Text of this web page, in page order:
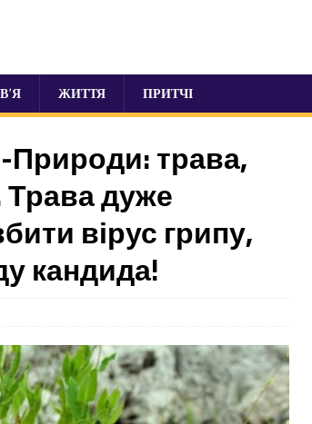
ЖИТТЯ ПРИТЧІ
Природи: трава,
Трава дуже
вірус грипу,
кандида!